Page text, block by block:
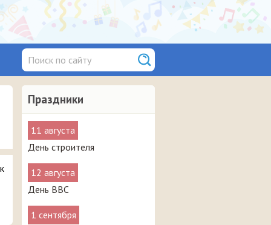
Праздники
11 августа
День строителя
12 августа
День ВВС
1 сентября